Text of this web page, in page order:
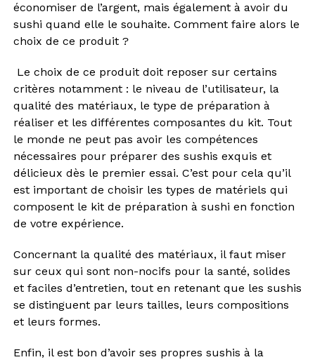
économiser de l’argent, mais également à avoir du
sushi quand elle le souhaite. Comment faire alors le
choix de ce produit ?
Le choix de ce produit doit reposer sur certains
critères notamment : le niveau de l’utilisateur, la
qualité des matériaux, le type de préparation à
réaliser et les différentes composantes du kit. Tout
le monde ne peut pas avoir les compétences
nécessaires pour préparer des sushis exquis et
délicieux dès le premier essai. C’est pour cela qu’il
est important de choisir les types de matériels qui
composent le kit de préparation à sushi en fonction
de votre expérience.
Concernant la qualité des matériaux, il faut miser
sur ceux qui sont non-nocifs pour la santé, solides
et faciles d’entretien, tout en retenant que les sushis
se distinguent par leurs tailles, leurs compositions
et leurs formes.
Enfin, il est bon d’avoir ses propres sushis à la